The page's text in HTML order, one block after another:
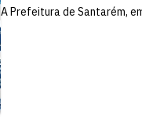
A Prefeitura de Santarém,